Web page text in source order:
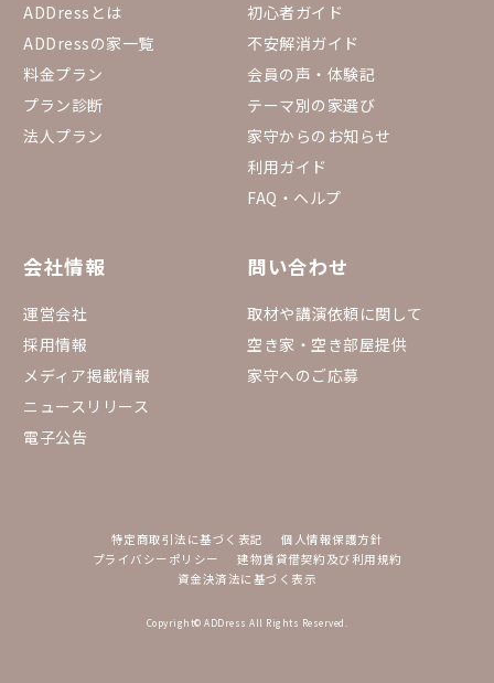
ADDressとは
ADDressの家一覧
料金プラン
プラン診断
法人プラン
初心者ガイド
不安解消ガイド
会員の声・体験記
テーマ別の家選び
家守からのお知らせ
利用ガイド
FAQ・ヘルプ
会社情報
運営会社
採用情報
メディア掲載情報
ニュースリリース
電子公告
問い合わせ
取材や講演依頼に関して
空き家・空き部屋提供
家守へのご応募
特定商取引法に基づく表記
個人情報保護方針
プライバシーポリシー
建物賃貸借契約及び利用規約
資金決済法に基づく表示
Copyright© ADDress All Rights Reserved.